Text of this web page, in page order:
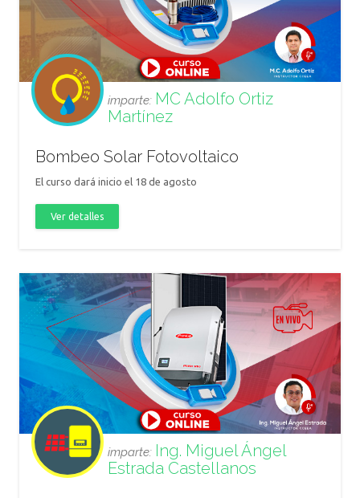
imparte: MC Adolfo Ortiz
Martínez
Bombeo Solar Fotovoltaico
El curso dará inicio el 18 de agosto
Ver detalles
imparte: Ing. Miguel Ángel
Estrada Castellanos